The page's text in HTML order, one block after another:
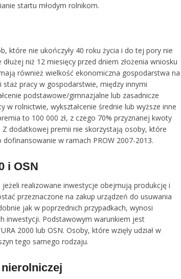
startu młodym rolnikom.
które nie ukończyły 40 roku życia i do tej pory nie
niż 12 miesięcy przed dniem złożenia wniosku
również wielkość ekonomiczna gospodarstwa na
pracy w gospodarstwie, między innymi
podstawowe/gimnazjalne lub zasadnicze
rolnictwie, wykształcenie średnie lub wyższe inne
to 100 000 zł, z czego 70% przyznanej kwoty
dodatkowej premii nie skorzystają osoby, które
w ramach PROW 2007-2013.
i OSN
realizowane inwestycje obejmują produkcję i
przeznaczone na zakup urządzeń do usuwania
jak w poprzednich przypadkach, wynosi
inwestycji. Podstawowym warunkiem jest
2000 lub OSN. Osoby, które wzięły udział w
tego samego rodzaju.